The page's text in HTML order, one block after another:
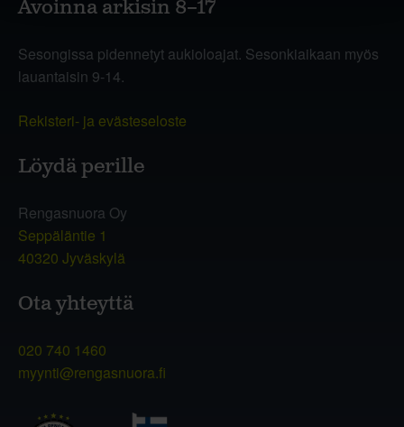
Avoinna arkisin 8–17
Sesongissa pidennetyt aukioloajat. Sesonkiaikaan myös
lauantaisin 9-14.
Rekisteri- ja evästeseloste
Löydä perille
Rengasnuora Oy
Seppäläntie 1
40320 Jyväskylä
Ota yhteyttä
020 740 1460
myynti@rengasnuora.fi